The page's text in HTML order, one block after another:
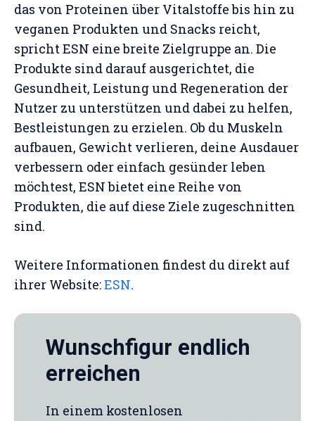
das von Proteinen über Vitalstoffe bis hin zu
veganen Produkten und Snacks reicht,
spricht ESN eine breite Zielgruppe an. Die
Produkte sind darauf ausgerichtet, die
Gesundheit, Leistung und Regeneration der
Nutzer zu unterstützen und dabei zu helfen,
Bestleistungen zu erzielen. Ob du Muskeln
aufbauen, Gewicht verlieren, deine Ausdauer
verbessern oder einfach gesünder leben
möchtest, ESN bietet eine Reihe von
Produkten, die auf diese Ziele zugeschnitten
sind.
Weitere Informationen findest du direkt auf
ihrer Website:ESN.
Wunschfigur endlich
erreichen
In einem kostenlosen